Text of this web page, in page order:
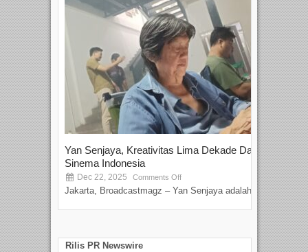
Yan Senjaya, Kreativitas Lima Dekade Dalam
Sinema Indonesia
Dec 22, 2025 Comments Off
Jakarta, Broadcastmagz – Yan Senjaya adalah...
Rilis PR Newswire